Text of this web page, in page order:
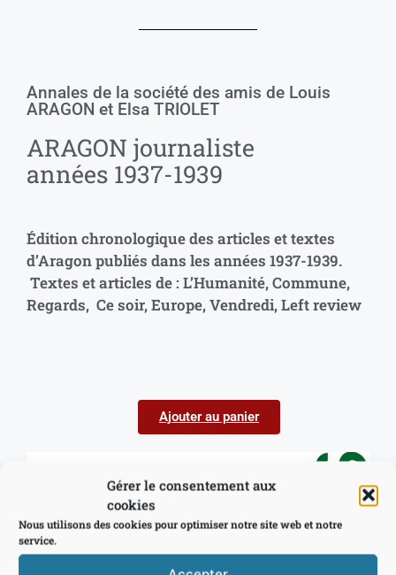
Gérer le consentement aux
cookies
Nous utilisons des cookies pour optimiser notre site web et notre
service.
Annales de la société des amis de Louis
ARAGON et Elsa TRIOLET
ARAGON journaliste
années 1937-1939
Édition chronologique des articles et textes
d’Aragon publiés dans les années 1937-1939.
Textes et articles de : L’Humanité, Commune,
Regards, Ce soir, Europe, Vendredi, Left review
Ajouter au panier